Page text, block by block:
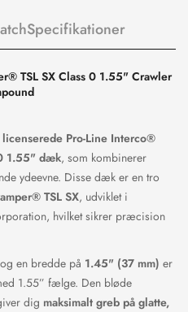
Specifikationer
TSL SX Class 0 1.55" Crawler
licenserede Pro-Line Interco®
1.55" dæk, som kombinerer
ydeevne. Disse dæk er en tro
TSL SX, udviklet i
hvilket sikrer præcision
og en bredde på 1.45" (37 mm) er
1.55” fælge. Den bløde
dig maksimalt greb på glatte,